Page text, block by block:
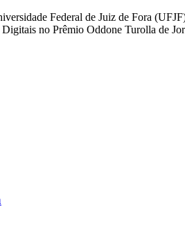
Federal de Juiz de Fora
no Prêmio Oddone Turolla de